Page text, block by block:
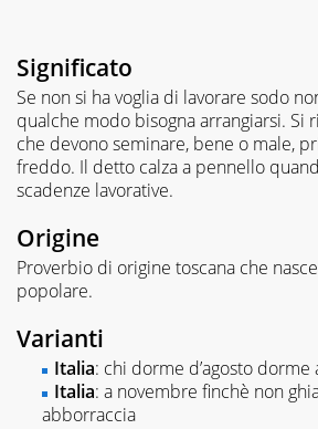
Significato
Se non si ha voglia di lavorare sodo
qualche modo bisogna arrangiarsi. Si
che devono seminare, bene o male,
freddo. Il detto calza a pennello
scadenze lavorative.
Origine
Proverbio di origine toscana che
popolare.
Varianti
Italia: chi dorme d’agosto dorme
Italia: a novembre finchè non
abborraccia